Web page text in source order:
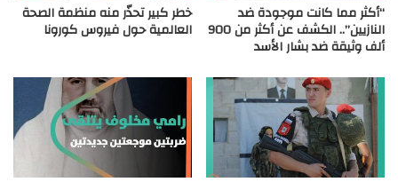
“أكثر مما كانت موجودة ضد
النازيين”.. الكشف عن أكثر من 900
ألف وثيقة ضد بشار الأسد
خطر كبير تحذّر منه منظمة الصحة
العالمية حول فيروس كورونا